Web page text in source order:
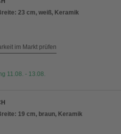
23 cm, weiß, Keramik
im Markt prüfen
11.08. - 13.08.
19 cm, braun, Keramik